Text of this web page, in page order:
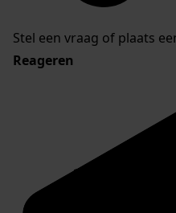
Stel een vraag of plaats
Reageren